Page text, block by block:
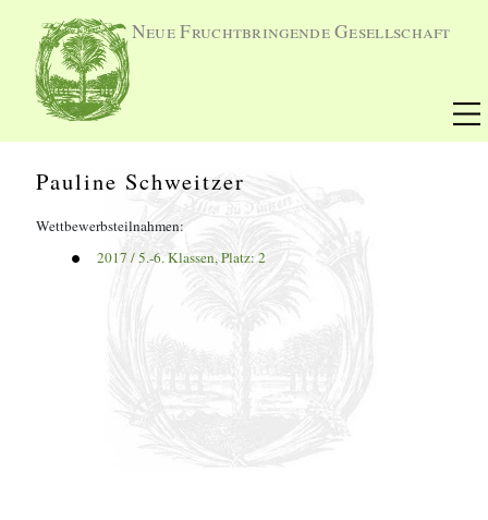
Neue Fruchtbringende Gesellschaft
Pauline Schweitzer
Wettbewerbsteilnahmen:
2017 / 5.-6. Klassen, Platz: 2